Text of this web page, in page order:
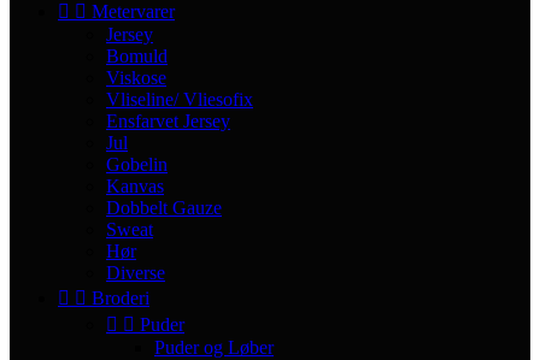
  Metervarer
Jersey
Bomuld
Viskose
Vliseline/ Vliesofix
Ensfarvet Jersey
Jul
Gobelin
Kanvas
Dobbelt Gauze
Sweat
Hør
Diverse
  Broderi
  Puder
Puder og Løber